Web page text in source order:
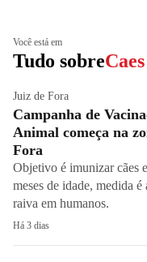
Você está em
Tudo sobreCaes
Juiz de Fora
Campanha de
Animal começa na
Fora
Objetivo é imunizar cães
meses de idade, medida
raiva em humanos.
Há 3 dias